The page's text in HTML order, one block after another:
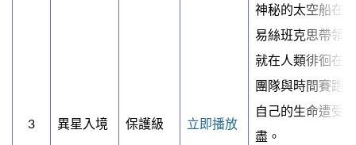
3 異星入境 保護級 立即播放
神秘的太空船在
易絲班克思帶領
就在人類徘徊在
團隊與時間賽跑
自己的生命遭受
盡。